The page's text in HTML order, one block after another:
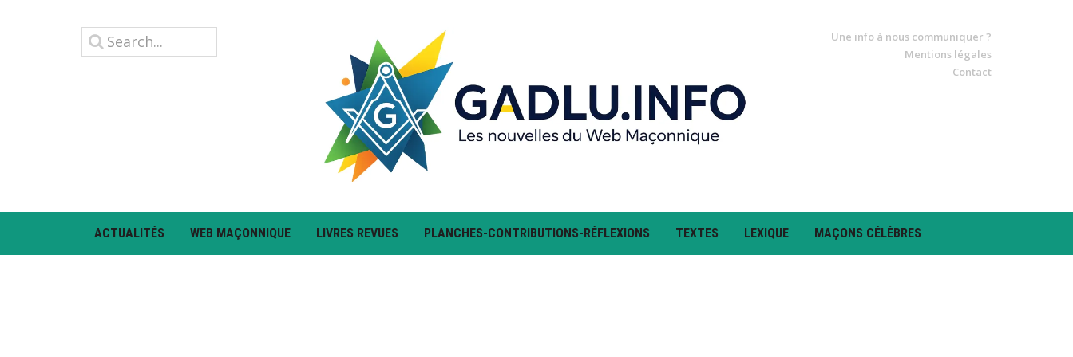
Une info à nous communiquer ?
Mentions légales
Contact
ACTUALITÉS WEB MAÇONNIQUE LIVRES REVUES PLANCHES-CONTRIBUTIONS-RÉFLEXIONS TEXTES LEXIQUE MAÇONS CÉLÈBRES